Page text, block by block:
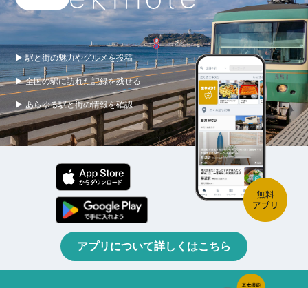
▶ 駅と街の魅力やグルメを投稿
▶ 全国の駅に訪れた記録を残せる
▶ あらゆる駅と街の情報を確認
アプリについて詳しくはこちら